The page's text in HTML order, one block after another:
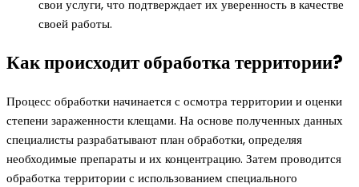
свои услуги, что подтверждает их уверенность в качестве
своей работы.
Как происходит обработка территории?
Процесс обработки начинается с осмотра территории и оценки
степени зараженности клещами. На основе полученных данных
специалисты разрабатывают план обработки, определяя
необходимые препараты и их концентрацию. Затем проводится
обработка территории с использованием специального